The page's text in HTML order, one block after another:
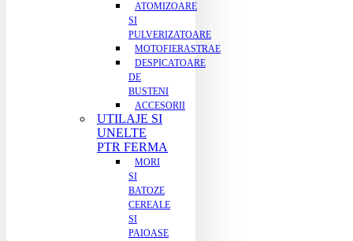
ATOMIZOARE
SI
PULVERIZATOARE
MOTOFIERASTRAE
DESPICATOARE
DE
BUSTENI
ACCESORII
UTILAJE SI
UNELTE
PTR FERMA
MORI
SI
BATOZE
CEREALE
SI
PAIOASE